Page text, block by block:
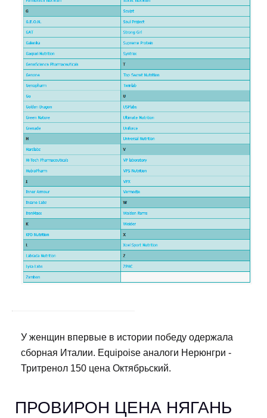
У женщин впервые в истории победу одержала
сборная Италии. Equipoise аналоги Нерюнгри -
Тритренол 150 цена Октябрьский.
ПРОВИРОН ЦЕНА НЯГАНЬ